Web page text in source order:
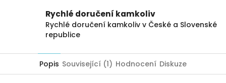
Rychlé doručení kamkoliv
Rychlé doručení kamkoliv v České a Slovenské
republice
Popis Související (1) Hodnocení Diskuze